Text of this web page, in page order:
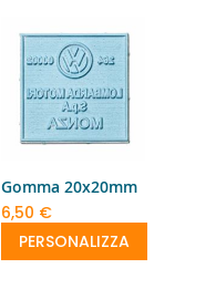
Gomma 20x20mm
6,50 €
PERSONALIZZA